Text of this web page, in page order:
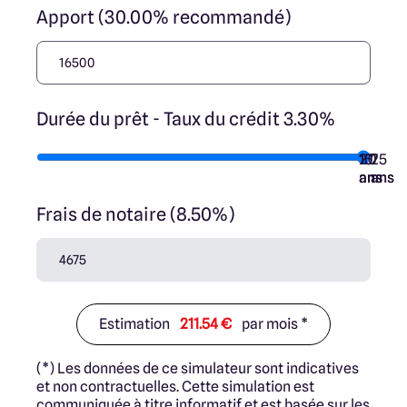
Apport (30.00% recommandé)
Durée du prêt - Taux du crédit 3.30%
7
ans
10
ans
15
ans
20
ans
25
ans
Frais de notaire (8.50%)
Estimation 211.54 € par mois *
(*) Les données de ce simulateur sont indicatives
et non contractuelles. Cette simulation est